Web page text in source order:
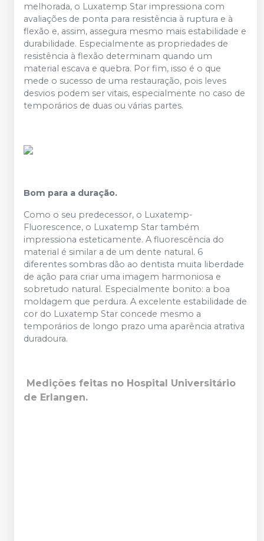
melhorada, o Luxatemp Star impressiona com
avaliações de ponta para resistência à ruptura e à
flexão e, assim, assegura mesmo mais estabilidade e
durabilidade. Especialmente as propriedades de
resistência à flexão determinam quando um
material escava e quebra. Por fim, isso é o que
mede o sucesso de uma restauração, pois leves
desvios podem ser vitais, especialmente no caso de
temporários de duas ou várias partes.
Bom para a duração.
Como o seu predecessor, o Luxatemp-
Fluorescence, o Luxatemp Star também
impressiona esteticamente. A fluorescência do
material é similar a de um dente natural. 6
diferentes sombras dão ao dentista muita liberdade
de ação para criar uma imagem harmoniosa e
sobretudo natural. Especialmente bonito: a boa
moldagem que perdura. A excelente estabilidade de
cor do Luxatemp Star concede mesmo a
temporários de longo prazo uma aparência atrativa
duradoura.
Medições feitas no Hospital Universitário
de Erlangen.